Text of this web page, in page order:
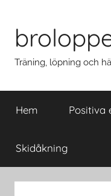
innehåll
Träning, löpning och
Hem Positiva
Skidåkning